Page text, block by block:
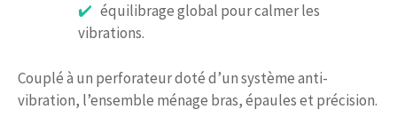
équilibrage global pour calmer les
vibrations.
Couplé à un perforateur doté d’un système anti-
vibration, l’ensemble ménage bras, épaules et précision.